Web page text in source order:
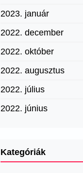
2023. január
2022. december
2022. október
2022. augusztus
2022. július
2022. június
Kategóriák